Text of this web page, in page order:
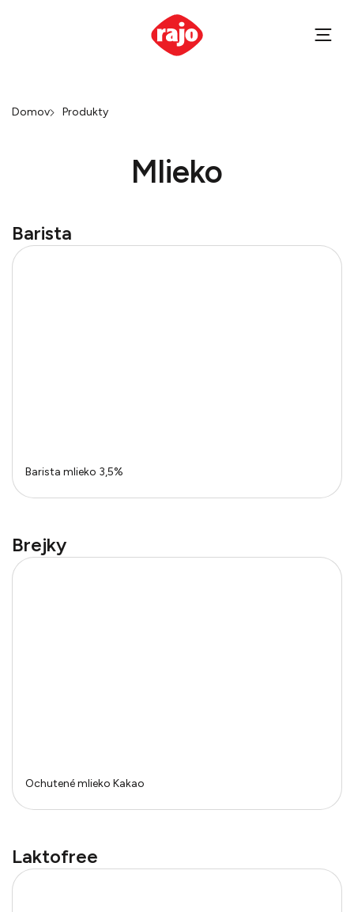
Domov Produkty
Mlieko
Barista
Barista mlieko 3,5%
Brejky
Ochutené mlieko Kakao
Laktofree